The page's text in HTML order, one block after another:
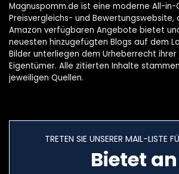
Magnuspomm.de ist eine moderne All-in-
Preisvergleichs- und
Amazon verfügbaren Angebote bietet
neuesten hinzugefügten Blogs auf dem
Bilder unterliegen dem Urheberrecht ihrer
Eigentümer. Alle zitierten Inhalte
jeweiligen Quellen.
TRETEN SIE UNSERER MAIL-LISTE
Bietet an